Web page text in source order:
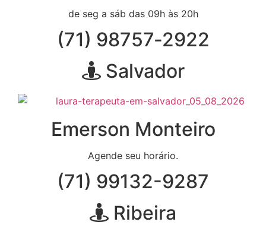
de seg a sáb das 09h às 20h
(71) 98757‑2922
Salvador
Emerson Monteiro
Agende seu horário.
(71) 99132-9287
Ribeira